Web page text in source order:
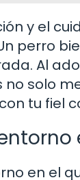
y el
perro
Al
no solo
tu fiel
en el